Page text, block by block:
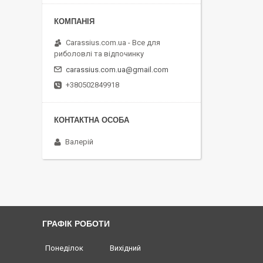
Carassius.com.ua - Все для
риболовлі та відпочинку
carassius.com.ua@gmail.com
+380502849918
Валерій
ГРАФІК РОБОТИ
Понеділок
Вихідний